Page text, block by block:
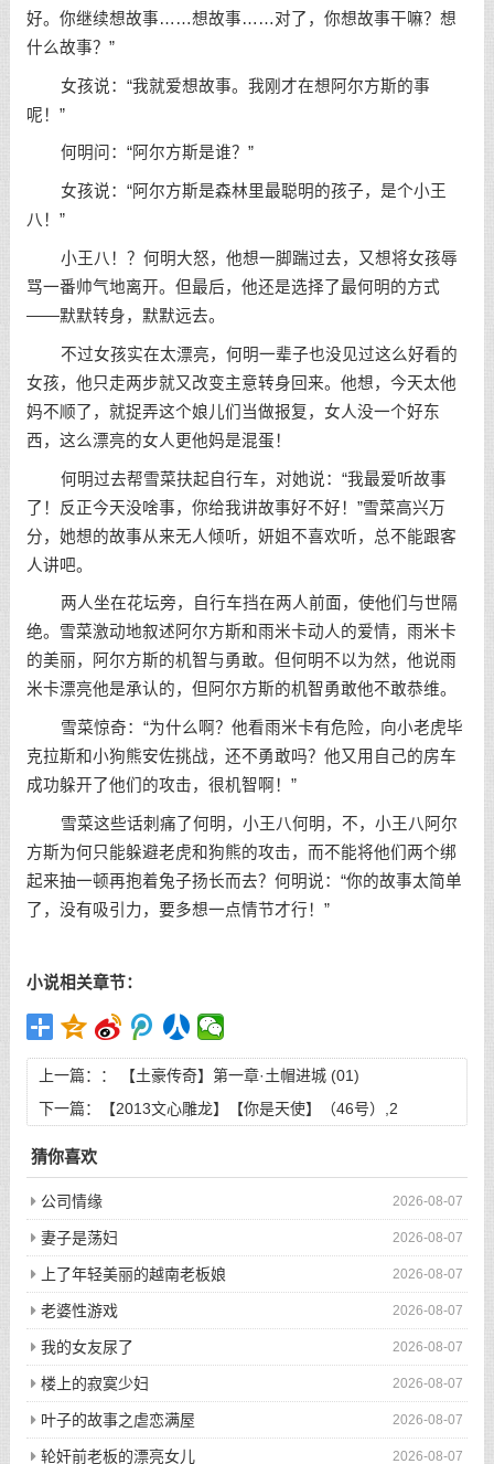
好。你继续想故事……想故事……对了，你想故事干嘛？想
什么故事？”
女孩说：“我就爱想故事。我刚才在想阿尔方斯的事
呢！”
何明问：“阿尔方斯是谁？”
女孩说：“阿尔方斯是森林里最聪明的孩子，是个小王
八！”
小王八！？何明大怒，他想一脚踹过去，又想将女孩辱
骂一番帅气地离开。但最后，他还是选择了最何明的方式
——默默转身，默默远去。
不过女孩实在太漂亮，何明一辈子也没见过这么好看的
女孩，他只走两步就又改变主意转身回来。他想，今天太他
妈不顺了，就捉弄这个娘儿们当做报复，女人没一个好东
西，这么漂亮的女人更他妈是混蛋！
何明过去帮雪菜扶起自行车，对她说：“我最爱听故事
了！反正今天没啥事，你给我讲故事好不好！”雪菜高兴万
分，她想的故事从来无人倾听，妍姐不喜欢听，总不能跟客
人讲吧。
两人坐在花坛旁，自行车挡在两人前面，使他们与世隔
绝。雪菜激动地叙述阿尔方斯和雨米卡动人的爱情，雨米卡
的美丽，阿尔方斯的机智与勇敢。但何明不以为然，他说雨
米卡漂亮他是承认的，但阿尔方斯的机智勇敢他不敢恭维。
雪菜惊奇：“为什么啊？他看雨米卡有危险，向小老虎毕
克拉斯和小狗熊安佐挑战，还不勇敢吗？他又用自己的房车
成功躲开了他们的攻击，很机智啊！”
雪菜这些话刺痛了何明，小王八何明，不，小王八阿尔
方斯为何只能躲避老虎和狗熊的攻击，而不能将他们两个绑
起来抽一顿再抱着兔子扬长而去？何明说：“你的故事太简单
了，没有吸引力，要多想一点情节才行！”
小说相关章节：
上一篇：：
【土豪传奇】第一章·土帽进城 (01)
下一篇：
【2013文心雕龙】【你是天使】（46号）,2
猜你喜欢
2026-08-07
公司情缘
2026-08-07
妻子是荡妇
2026-08-07
上了年轻美丽的越南老板娘
2026-08-07
老婆性游戏
2026-08-07
我的女友尿了
2026-08-07
楼上的寂寞少妇
2026-08-07
叶子的故事之虐恋满屋
2026-08-07
轮奸前老板的漂亮女儿